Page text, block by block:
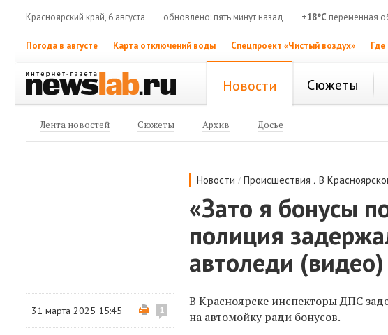
Красноярский край, 6 августа обновлено: пять минут назад +18°C переменная
Погода в августе Карта отключений воды Спецпроект «Чистый воздух» Где
Новости Сюжеты
Лента новостей Сюжеты Архив Досье
Новости /Происшествия ,В
«Зато я бонусы
полиция
автоледи (видео)
31 марта 2025 15:45 1
В Красноярске инспекторы ДПС
на автомойку ради бонусов.